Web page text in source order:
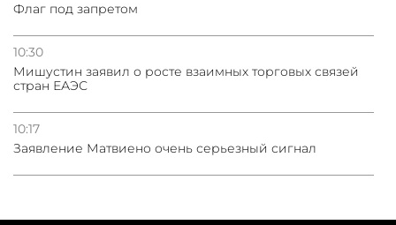
Флаг под запретом
10:30
Мишустин заявил о росте взаимных торговых связей
стран ЕАЭС
10:17
Заявление Матвиено очень серьезный сигнал